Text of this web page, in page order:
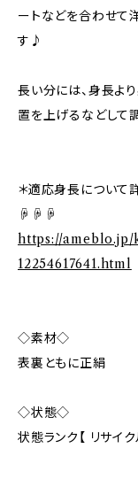
ートなどを合わせて
す♪
長い分には、身長よ
置を上げるなどして
＊適応身長について
☟☟☟
https://
12254617641.html
◇素材◇
表裏ともに正絹
◇状態◇
状態ランク【 リサイク